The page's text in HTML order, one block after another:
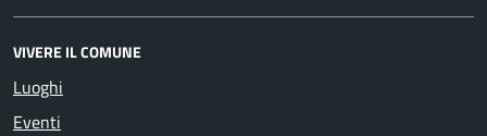
VIVERE IL COMUNE
Luoghi
Eventi